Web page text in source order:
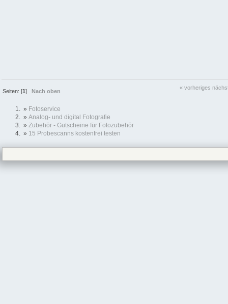
Seiten: [1]Nach oben
« vorheriges
» Fotoservice
» Analog- und digital Fotografie
» Zubehör - Gutscheine für Fotozubehör
» 15 Probescanns kostenfrei testen